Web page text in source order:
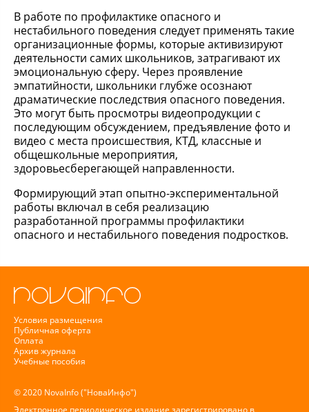
В работе по профилактике опасного и
нестабильного поведения следует применять такие
организационные формы, которые активизируют
деятельности самих школьников, затрагивают их
эмоциональную сферу. Через проявление
эмпатийности, школьники глубже осознают
драматические последствия опасного поведения.
Это могут быть просмотры видеопродукции с
последующим обсуждением, предъявление фото и
видео с места происшествия, КТД, классные и
общешкольные мероприятия,
здоровьесберегающей направленности.
Формирующий этап опытно-экспериментальной
работы включал в себя реализацию
разработанной программы профилактики
опасного и нестабильного поведения подростков.
Условия размещения
Публичная оферта
Оплата
Архив журнала
Учебные пособия
© 2020 NovaInfo ("НоваИнфо")
Электронное периодическое издание зарегистрировано в